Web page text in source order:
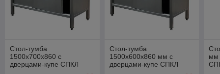
Стол-тумба
1500х700х860 с
дверцами-купе СПКЛ
Стол-тумба
1500х600х860 мм с
дверцами-купе СПКЛ
мм